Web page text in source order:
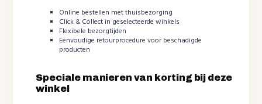
Online bestellen met thuisbezorging
Click & Collect in geselecteerde winkels
Flexibele bezorgtijden
Eenvoudige retourprocedure voor beschadigde
producten
Speciale manieren van korting bij deze
winkel